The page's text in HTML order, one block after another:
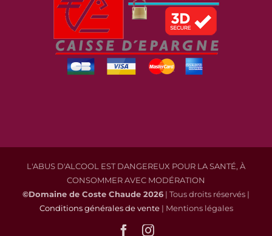
L'ABUS D'ALCOOL EST DANGEREUX POUR LA SANTÉ, À
CONSOMMER AVEC MODÉRATION
©Domaine de Coste Chaude 2026 | Tous droits réservés |
Conditions générales de vente| Mentions légales
FacebookInstagram